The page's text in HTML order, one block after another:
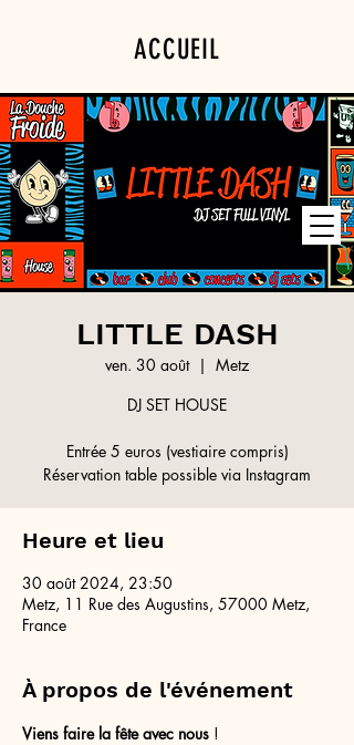
ACCUEIL
PROGRAMMATION
PRIVATISATION
LITTLE DASH
ven. 30 août
  |
Metz
DJ SET HOUSE
Entrée 5 euros (vestiaire compris)
Réservation table possible via Instagram
Heure et lieu
30 août 2024, 23:50
Metz, 11 Rue des Augustins, 57000 Metz,
France
À propos de l'événement
Viens faire la fête avec nous !